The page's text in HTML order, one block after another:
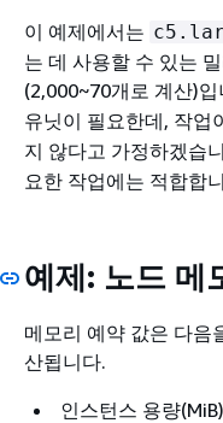
이 예제에서는
는 데 사용할 수 있는
(2,000~70개로 계산)
유닛이 필요한데, 작업
지 않다고 가정하겠습
요한 작업에는 적합합
예제: 노드 메
메모리 예약 값은 다음
산됩니다.
인스턴스 용량